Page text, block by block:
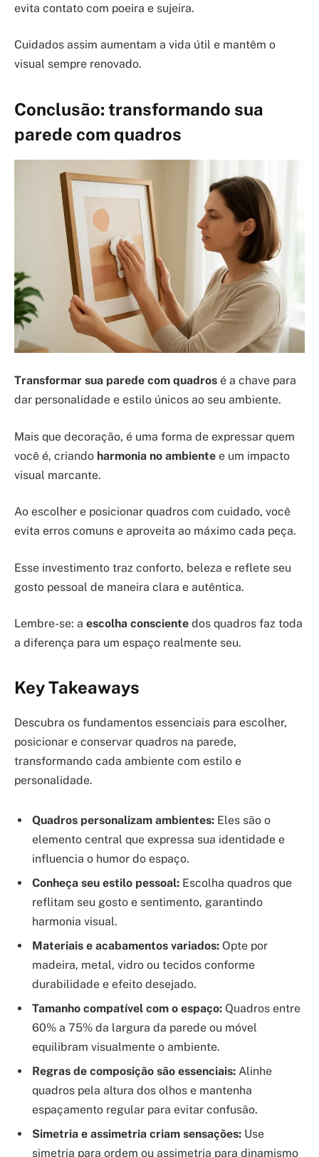
evita contato com poeira e sujeira.
Cuidados assim aumentam a vida útil e mantêm o
visual sempre renovado.
Conclusão: transformando sua
parede com quadros
Transformar sua parede com quadros é a chave para
dar personalidade e estilo únicos ao seu ambiente.
Mais que decoração, é uma forma de expressar quem
você é, criando harmonia no ambiente e um impacto
visual marcante.
Ao escolher e posicionar quadros com cuidado, você
evita erros comuns e aproveita ao máximo cada peça.
Esse investimento traz conforto, beleza e reflete seu
gosto pessoal de maneira clara e autêntica.
Lembre-se: a escolha consciente dos quadros faz toda
a diferença para um espaço realmente seu.
Key Takeaways
Descubra os fundamentos essenciais para escolher,
posicionar e conservar quadros na parede,
transformando cada ambiente com estilo e
personalidade.
Quadros personalizam ambientes: Eles são o
elemento central que expressa sua identidade e
influencia o humor do espaço.
Conheça seu estilo pessoal: Escolha quadros que
reflitam seu gosto e sentimento, garantindo
harmonia visual.
Materiais e acabamentos variados: Opte por
madeira, metal, vidro ou tecidos conforme
durabilidade e efeito desejado.
Tamanho compatível com o espaço: Quadros entre
60% a 75% da largura da parede ou móvel
equilibram visualmente o ambiente.
Regras de composição são essenciais: Alinhe
quadros pela altura dos olhos e mantenha
espaçamento regular para evitar confusão.
Simetria e assimetria criam sensações: Use
simetria para ordem ou assimetria para dinamismo